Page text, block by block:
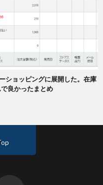
ショッピングに展開した。在庫
良かったまとめ